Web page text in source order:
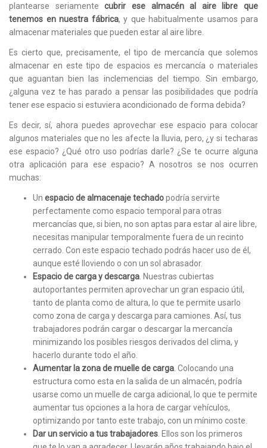
plantearse seriamentecubrir ese almacén al aire libre que
tenemos en nuestra fábrica, y que habitualmente usamos para
almacenar materiales que pueden estar al aire libre.
Es cierto que, precisamente, el tipo de mercancía que solemos
almacenar en este tipo de espacios es mercancía o materiales
que aguantan bien las inclemencias del tiempo. Sin embargo,
¿alguna vez te has parado a pensar las posibilidades que podría
tener ese espacio si estuviera acondicionado de forma debida?
Es decir, sí, ahora puedes aprovechar ese espacio para colocar
algunos materiales que no les afecte la lluvia, pero, ¿y si techaras
ese espacio? ¿Qué otro uso podrías darle? ¿Se te ocurre alguna
otra aplicación para ese espacio? A nosotros se nos ocurren
muchas:
Un espacio de almacenaje techadopodría servirte
perfectamente como espacio temporal para otras
mercancías que, si bien, no son aptas para estar al aire libre,
necesitas manipular temporalmente fuera de un recinto
cerrado. Con este espacio techado podrás hacer uso de él,
aunque esté lloviendo o con un sol abrasador.
Espacio de carga y descarga . Nuestras cubiertas
autoportantes permiten aprovechar un gran espacio útil,
tanto de planta como de altura, lo que te permite usarlo
como zona de carga y descarga para camiones. Así, tus
trabajadores podrán cargar o descargar la mercancía
minimizando los posibles riesgos derivados del clima, y
hacerlo durante todo el año.
Aumentar la zona de muelle de carga . Colocando una
estructura como esta en la salida de un almacén, podría
usarse como un muelle de carga adicional, lo que te permite
aumentar tus opciones a la hora de cargar vehículos,
optimizando por tanto este trabajo, con un mínimo coste.
Dar un servicio a tus trabajadores . Ellos son los primeros